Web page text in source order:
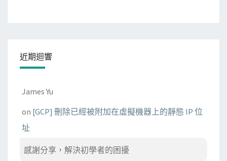
近期迴響
James Yu
on [GCP] 刪除已經被附加在虛擬機器上的靜態 IP 位
址
感謝分享，解決初學者的困擾